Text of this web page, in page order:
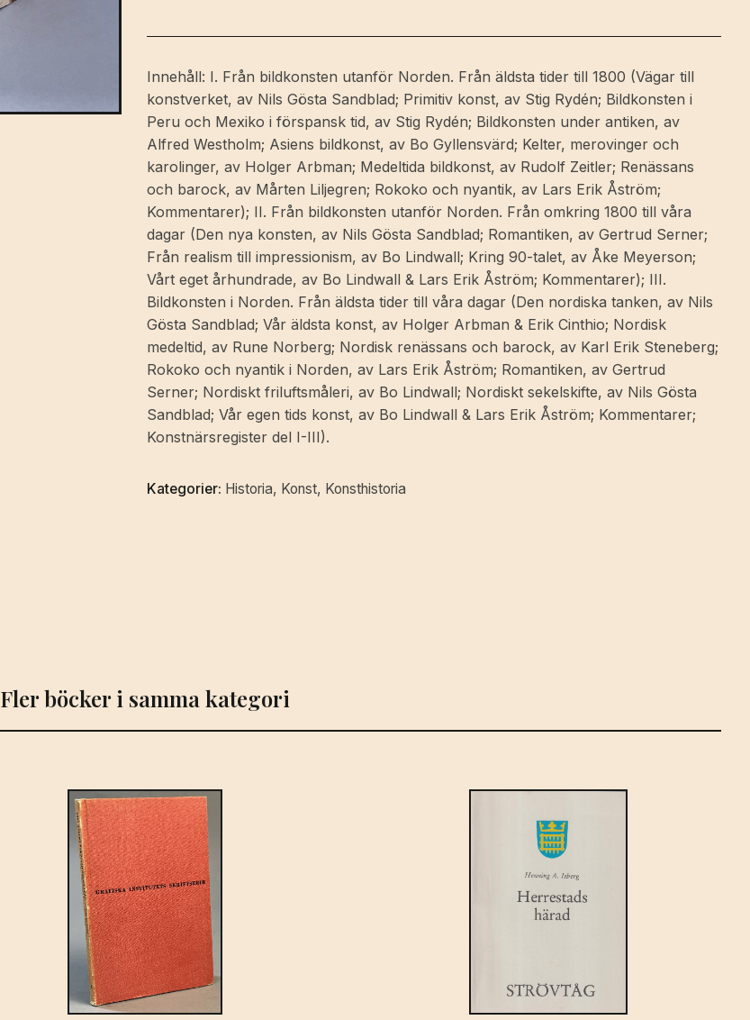
århundradena.
-
Tredje
delen.
[Utg.
av]
Tidens
förlag.
mängd
Innehåll: I. Från bildkonsten utanför Norden. Från äldsta tider till 1800 (Vägar till
konstverket, av Nils Gösta Sandblad; Primitiv konst, av Stig Rydén; Bildkonsten i
Peru och Mexiko i förspansk tid, av Stig Rydén; Bildkonsten under antiken, av
Alfred Westholm; Asiens bildkonst, av Bo Gyllensvärd; Kelter, merovinger och
karolinger, av Holger Arbman; Medeltida bildkonst, av Rudolf Zeitler; Renässans
och barock, av Mårten Liljegren; Rokoko och nyantik, av Lars Erik Åström;
Kommentarer); II. Från bildkonsten utanför Norden. Från omkring 1800 till våra
dagar (Den nya konsten, av Nils Gösta Sandblad; Romantiken, av Gertrud Serner;
Från realism till impressionism, av Bo Lindwall; Kring 90-talet, av Åke Meyerson;
Vårt eget århundrade, av Bo Lindwall & Lars Erik Åström; Kommentarer); III.
Bildkonsten i Norden. Från äldsta tider till våra dagar (Den nordiska tanken, av Nils
Gösta Sandblad; Vår äldsta konst, av Holger Arbman & Erik Cinthio; Nordisk
medeltid, av Rune Norberg; Nordisk renässans och barock, av Karl Erik Steneberg;
Rokoko och nyantik i Norden, av Lars Erik Åström; Romantiken, av Gertrud
Serner; Nordiskt friluftsmåleri, av Bo Lindwall; Nordiskt sekelskifte, av Nils Gösta
Sandblad; Vår egen tids konst, av Bo Lindwall & Lars Erik Åström; Kommentarer;
Konstnärsregister del I-III).
Kategorier: Historia, Konst, Konsthistoria
Fler böcker i samma kategori